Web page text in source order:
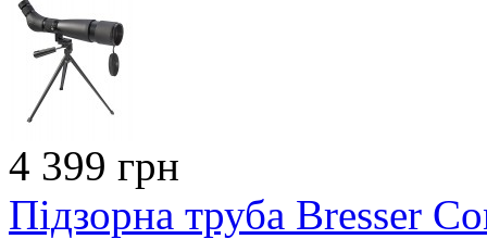
4 399 грн
Підзорна труба Bresser